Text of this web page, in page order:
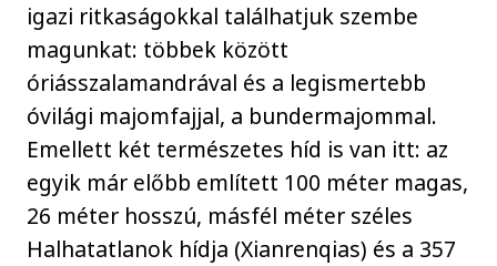
igazi ritkaságokkal találhatjuk szembe
magunkat: többek között
óriásszalamandrával és a legismertebb
óvilági majomfajjal, a bundermajommal.
Emellett két természetes híd is van itt: az
egyik már előbb említett 100 méter magas,
26 méter hosszú, másfél méter széles
Halhatatlanok hídja (Xianrenqias) és a 357